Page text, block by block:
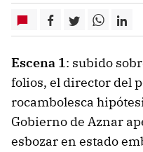
Escena 1: subido
folios, el director del
rocambolesca
Gobierno de Aznar
esbozar en estado